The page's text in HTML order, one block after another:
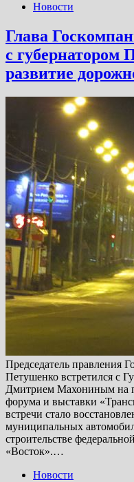
Новости
Глава
с губернатором
развитие
Председатель правления
Петушенко встретился с
Дмитрием Махониным на
форума и выставки
встречи стало
муниципальных
строительстве
«Восток».…
Новости